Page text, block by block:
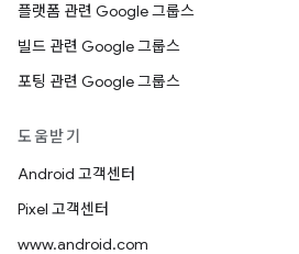
플랫폼 관련 Google 그룹스
빌드 관련 Google 그룹스
포팅 관련 Google 그룹스
도움받기
Android 고객센터
Pixel 고객센터
www.android.com